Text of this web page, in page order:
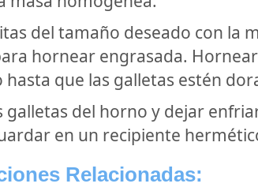
del tamaño deseado con la
hornear engrasada.
que las galletas estén
galletas del horno y dejar
en un recipiente
Relacionadas: